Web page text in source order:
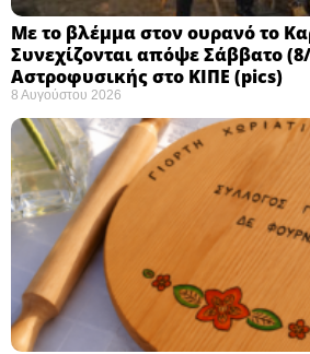
Με το βλέμμα στον ουρανό το
Συνεχίζονται απόψε Σάββατο
Αστροφυσικής στο ΚΙΠΕ (pics)
8 Αυγούστου 2026